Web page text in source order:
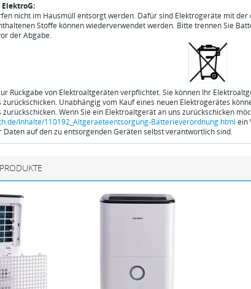
nicht im Hausmüll entsorgt werden. Dafür sind Elektrogeräte mit
Stoffe können wiederverwendet werden. Bitte trennen Sie
der Abgabe.
Rückgabe von Elektroaltgeräten verpflichtet. Sie können Ihr
Unabhängig vom Kauf eines neuen Elektrogerätes
zurückschicken. Wenn Sie ein Elektroaltgerät an uns zurückschicken
Inhalte/110192_Altgeraeteentsorgung-Batterieverordnung.html ein
Daten auf den zu entsorgenden Geräten selbst verantwortlich sind.